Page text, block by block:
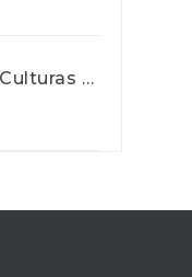
Acadenia de Culturas e Cooperação - Ação de promoção de literacia e competências digitais